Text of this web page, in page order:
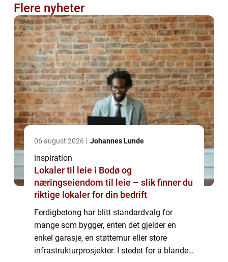
Flere nyheter
06 august 2026 Johannes Lunde
inspiration
Lokaler til leie i Bodø og
næringseiendom til leie – slik finner du
riktige lokaler for din bedrift
Ferdigbetong har blitt standardvalg for
mange som bygger, enten det gjelder en
enkel garasje, en støttemur eller store
infrastrukturprosjekter. I stedet for å blande